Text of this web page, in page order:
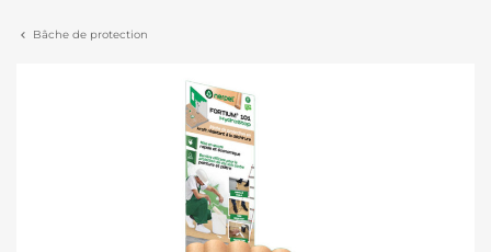
Bâche de protection